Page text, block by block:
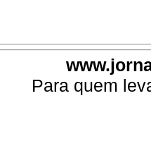
Para quem